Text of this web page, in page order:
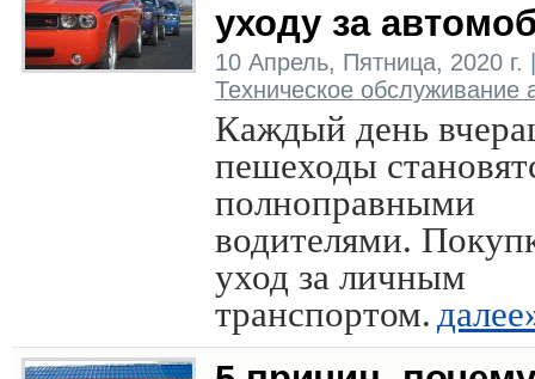
уходу за
10 Апрель, Пятница, 2020 г. |
Техническое обслуживание
Каждый день
пешеходы
полноправными
водителями.
уход за личным
транспортом.